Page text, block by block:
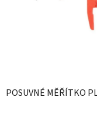
POSUVNÉ MĚŘÍTKO